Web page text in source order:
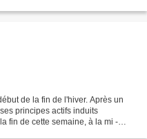
de la fin de l'hiver. Après un
principes actifs induits
fin de cette semaine, à la mi -